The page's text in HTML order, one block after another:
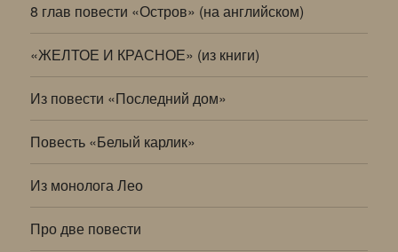
8 глав повести «Остров» (на английском)
«ЖЕЛТОЕ И КРАСНОЕ» (из книги)
Из повести «Последний дом»
Повесть «Белый карлик»
Из монолога Лео
Про две повести